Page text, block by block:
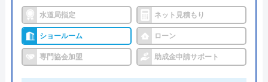
イースマイル の基本情報
運営会社 株式会社イ―スマイル
水道局指定 ネット見積もり
ショールーム ローン
専門協会加盟 助成金申請サポート